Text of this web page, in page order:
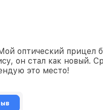
оптический прицел
он стал как новый.
это место!